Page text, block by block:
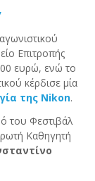
Επιτροπής
ευρώ, ενώ το
κέρδισε μία
της Nikon.
του Φεστιβάλ
Καθηγητή